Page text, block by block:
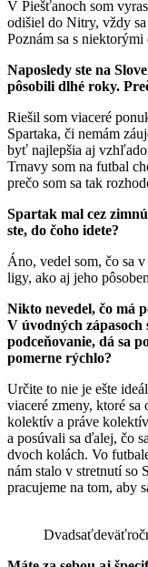
V Piešťanoch som
odišiel do Nitry, vždy
Poznám sa s
Naposledy ste na
pôsobili dlhé roky.
Riešil som viaceré
Spartaka, či nemám
byť najlepšia aj
Trnavy som na futbal
prečo som sa tak
Spartak mal cez
ste, do čoho idete?
Áno, vedel som, čo sa
ligy, ako aj jeho
Nikto nevedel, čo má
V úvodných zápasoch
podceňovanie, dá sa
pomerne rýchlo?
Určite to nie je ešte
viaceré zmeny, ktoré
kolektív a práve
a posúvali sa ďalej, čo
dvoch kolách. Vo
nám stalo v stretnutí so
pracujeme na tom, aby